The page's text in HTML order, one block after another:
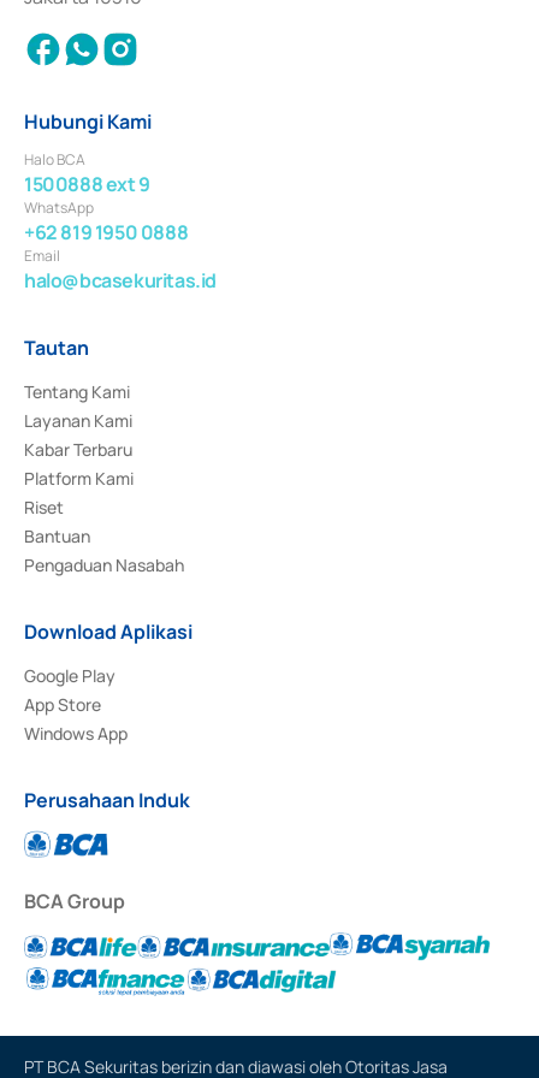
Hubungi Kami
Halo BCA
1500888 ext 9
WhatsApp
+62 819 1950 0888
Email
halo@bcasekuritas.id
Tautan
Tentang Kami
Layanan Kami
Kabar Terbaru
Platform Kami
Riset
Bantuan
Pengaduan Nasabah
Download Aplikasi
Google Play
App Store
Windows App
Perusahaan Induk
BCA Group
PT BCA Sekuritas berizin dan diawasi oleh Otoritas Jasa